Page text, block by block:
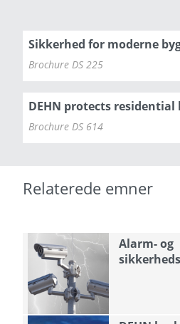
Sikkerhed for moderne
Brochure DS 225
DEHN protects
Brochure DS 614
Relaterede emner
Alarm- og